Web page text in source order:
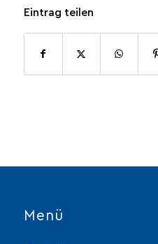
Eintrag teilen
Menü